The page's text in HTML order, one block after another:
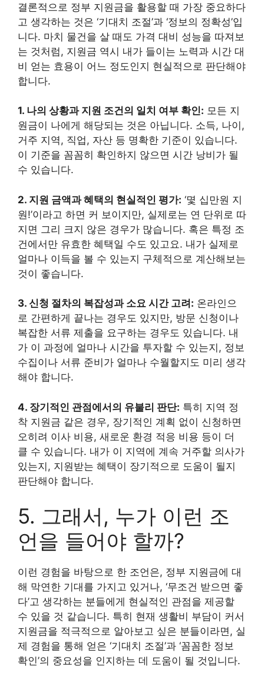
결론적으로 정부 지원금을 활용할 때 가장 중요하다
고 생각하는 것은 ‘기대치 조절’과 ‘정보의 정확성’입
니다. 마치 물건을 살 때도 가격 대비 성능을 따져보
는 것처럼, 지원금 역시 내가 들이는 노력과 시간 대
비 얻는 효용이 어느 정도인지 현실적으로 판단해야
합니다.
1. 나의 상황과 지원 조건의 일치 여부 확인: 모든 지
원금이 나에게 해당되는 것은 아닙니다. 소득, 나이,
거주 지역, 직업, 자산 등 명확한 기준이 있습니다.
이 기준을 꼼꼼히 확인하지 않으면 시간 낭비가 될
수 있습니다.
2. 지원 금액과 혜택의 현실적인 평가: ‘몇 십만원 지
원!’이라고 하면 커 보이지만, 실제로는 연 단위로 따
지면 그리 크지 않은 경우가 많습니다. 혹은 특정 조
건에서만 유효한 혜택일 수도 있고요. 내가 실제로
얼마나 이득을 볼 수 있는지 구체적으로 계산해보는
것이 좋습니다.
3. 신청 절차의 복잡성과 소요 시간 고려: 온라인으
로 간편하게 끝나는 경우도 있지만, 방문 신청이나
복잡한 서류 제출을 요구하는 경우도 있습니다. 내
가 이 과정에 얼마나 시간을 투자할 수 있는지, 정보
수집이나 서류 준비가 얼마나 수월할지도 미리 생각
해야 합니다.
4. 장기적인 관점에서의 유불리 판단: 특히 지역 정
착 지원금 같은 경우, 장기적인 계획 없이 신청하면
오히려 이사 비용, 새로운 환경 적응 비용 등이 더
클 수 있습니다. 내가 이 지역에 계속 거주할 의사가
있는지, 지원받는 혜택이 장기적으로 도움이 될지
판단해야 합니다.
5. 그래서, 누가 이런 조
언을 들어야 할까?
이런 경험을 바탕으로 한 조언은, 정부 지원금에 대
해 막연한 기대를 가지고 있거나, ‘무조건 받으면 좋
다’고 생각하는 분들에게 현실적인 관점을 제공할
수 있을 것 같습니다. 특히 현재 생활비 부담이 커서
지원금을 적극적으로 알아보고 싶은 분들이라면, 실
제 경험을 통해 얻은 ‘기대치 조절’과 ‘꼼꼼한 정보
확인’의 중요성을 인지하는 데 도움이 될 것입니다.